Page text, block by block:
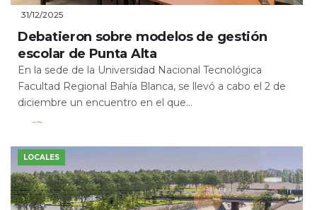
31/12/2025
Debatieron sobre modelos de gestión
escolar de Punta Alta
En la sede de la Universidad Nacional Tecnológica
Facultad Regional Bahía Blanca, se llevó a cabo el 2 de
diciembre un encuentro en el que...
Leer Más
LOCALES